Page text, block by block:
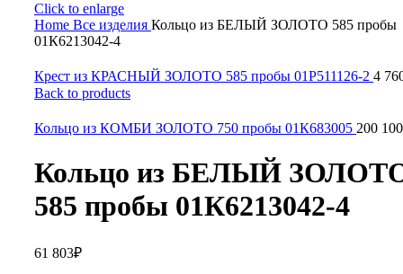
Click to enlarge
Home Все изделия Кольцо из БЕЛЫЙ ЗОЛОТО 585 пробы
01К6213042-4
Крест из КРАСНЫЙ ЗОЛОТО 585 пробы 01Р511126-2 4
Back to products
Кольцо из КОМБИ ЗОЛОТО 750 пробы 01К683005 200 100
Кольцо из БЕЛЫЙ
585 пробы 01К6213042-4
61 803₽